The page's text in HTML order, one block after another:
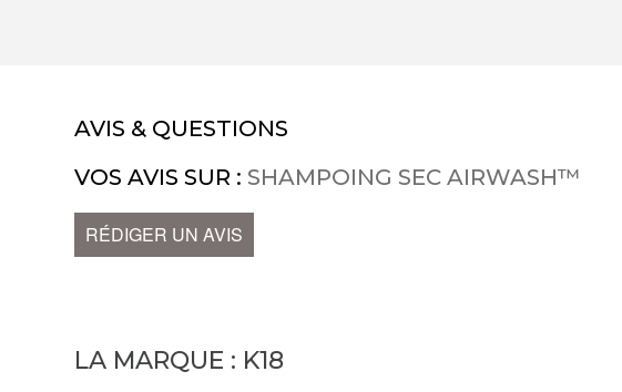
AVIS & QUESTIONS
VOS AVIS SUR : SHAMPOING SEC AIRWASH™
RÉDIGER UN AVIS
LA MARQUE : K18